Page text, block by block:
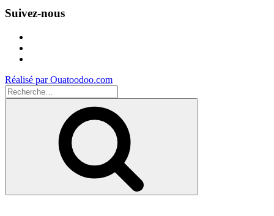
Suivez-nous
Réalisé par Ouatoodoo.com
Recherche
pour